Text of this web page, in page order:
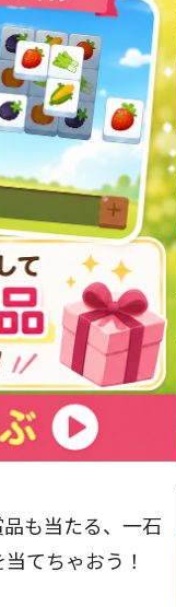
も当たる、一石
てちゃおう！